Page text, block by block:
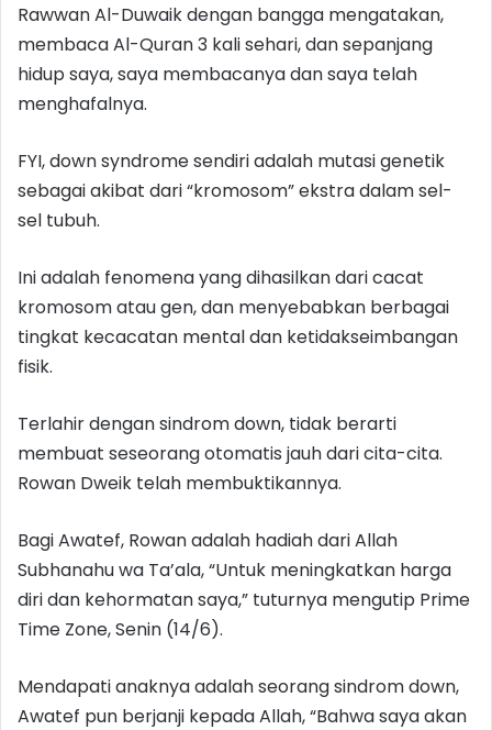
Rawwan Al-Duwaik dengan bangga mengatakan,
membaca Al-Quran 3 kali sehari, dan sepanjang
hidup saya, saya membacanya dan saya telah
menghafalnya.
FYI, down syndrome sendiri adalah mutasi genetik
sebagai akibat dari “kromosom” ekstra dalam sel-
sel tubuh.
Ini adalah fenomena yang dihasilkan dari cacat
kromosom atau gen, dan menyebabkan berbagai
tingkat kecacatan mental dan ketidakseimbangan
fisik.
Terlahir dengan sindrom down, tidak berarti
membuat seseorang otomatis jauh dari cita-cita.
Rowan Dweik telah membuktikannya.
Bagi Awatef, Rowan adalah hadiah dari Allah
Subhanahu wa Ta’ala, “Untuk meningkatkan harga
diri dan kehormatan saya,” tuturnya mengutip Prime
Time Zone, Senin (14/6).
Mendapati anaknya adalah seorang sindrom down,
Awatef pun berjanji kepada Allah, “Bahwa saya akan